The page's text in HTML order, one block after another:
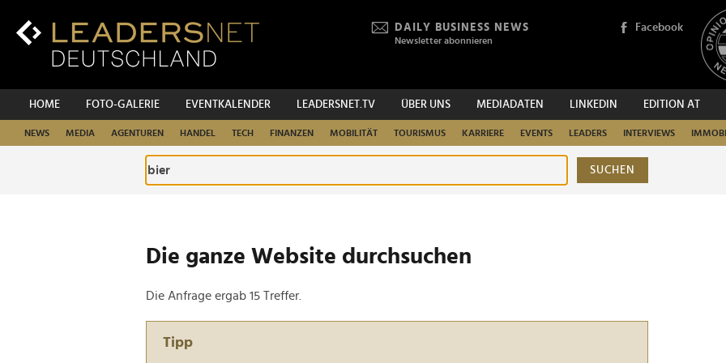
Inhalt
DAILY BUSINESS NEWS
Newsletter abonnieren
Facebook
HOME FOTO-GALERIE EVENTKALENDER LEADERSNET.TV ÜBER UNS MEDIADATEN LINKEDIN EDITION AT
NEWS MEDIA AGENTUREN HANDEL TECH FINANZEN MOBILITÄT TOURISMUS KARRIERE EVENTS LEADERS INTERVIEWS
SUCHEN
Die ganze Website durchsuchen
Die Anfrage ergab 15 Treffer.
Tipp